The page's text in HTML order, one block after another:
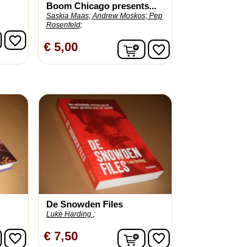
In winkelwagen
favorite_border
Boom Chicago presents...
Saskia Maas; Andrew Moskos; Pep
Rosenfeld;
€ 5,00 In winkelwagen
favorite_border
In winkelwagen
favorite_border
De Snowden Files
Luke Harding ;
€ 7,50 In winkelwagen
favorite_border